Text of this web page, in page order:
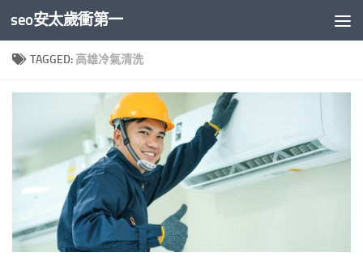
Skip to content
seo安太歲衝第一
TAGGED: 高雄冷氣清洗